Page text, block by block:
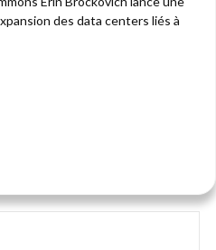
des data centers liés à